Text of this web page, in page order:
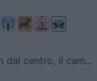
dal centro, il cam...